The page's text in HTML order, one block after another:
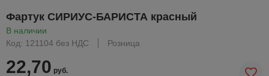
Фартук СИРИУС-БАРИСТА красный
В наличии
Код: 121104 без НДС
Розница
22,70 руб.